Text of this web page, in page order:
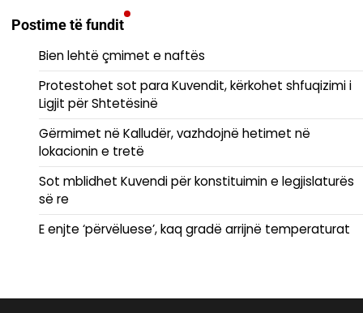
Postime të fundit
Bien lehtë çmimet e naftës
Protestohet sot para Kuvendit, kërkohet shfuqizimi i
Ligjit për Shtetësinë
Gërmimet në Kalludër, vazhdojnë hetimet në
lokacionin e tretë
Sot mblidhet Kuvendi për konstituimin e legjislaturës
së re
E enjte ‘përvëluese’, kaq gradë arrijnë temperaturat